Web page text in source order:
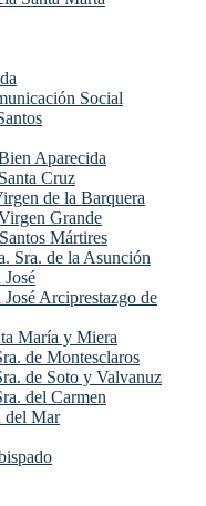
Social
Aparecida
Cruz
de la Barquera
Grande
Mártires
Sra. de la Asunción
Arciprestazgo de
María y Miera
de Montesclaros
de Soto y Valvanuz
del Carmen
del Mar